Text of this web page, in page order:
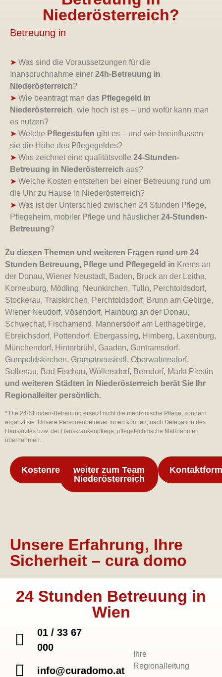
Niederösterreich?
Betreuung in
➤ Was sind die Voraussetzungen für die
Inanspruchnahme einer 24h-Betreuung in
Niederösterreich?
➤ Wie beantragt man das Pflegegeld in
Niederösterreich, wie hoch ist es – und wofür kann man
es nutzen?
➤ Welche Pflegestufen gibt es – und wie beeinflussen
sie die Höhe des Pflegegeldes?
➤ Was zeichnet eine qualitätsvolle 24-Stunden-
Betreuung in Niederösterreich aus?
➤ Welche Kosten entstehen bei einer Betreuung rund um
die Uhr zu Hause in Niederösterreich?
➤ Was ist der Unterschied zwischen 24 Stunden Pflege,
Pflegeheim, mobiler Pflege und häuslicher 24-Stunden-
Betreuung?
Zu diesen Themen und weiteren Fragen rund um 24
Stunden Betreuung, Pflege und Pflegegeld in Krems an
der Donau, Wiener Neustadt, Baden, Bruck an der Leitha,
Korneuburg, Mödling, Neunkirchen, Tulln, Perchtoldsdorf,
Stockerau, Traiskirchen, Perchtoldsdorf, Brunn am Gebirge,
Wiener Neudorf, Vösendorf, Hainburg an der Donau,
Schwechat, Fischamend, Mannersdorf am Leithagebirge,
Ebreichsdorf, Pottendorf, Ebergassing, Himberg, Laxenburg,
Münchendorf, Hinterbrühl, Gaaden, Guntramsdorf,
Gumpoldskirchen, Gramatneusiedl, Oberwaltersdorf,
Sollenau, Bad Fischau, Wöllersdorf, Berndorf, Markt Piestin
und weiteren Städten in Niederösterreich berät Sie Ihr
Regionalleiter persönlich.
* Die 24-Stunden-Betreuung ersetzt nicht die medizinische Pflege, sondern
ergänzt sie. Unsere Personenbetreuer:innen können, nach Delegation des
Hausarztes bzw. der Hauskrankenpflege, pflegetechnische Maßnahmen
übernehmen.
Kostenrechnerweiter zum Team
Niederösterreich
Unsere Erfahrung, Ihre
Sicherheit – cura domo
24 Stunden Betreuung in
Wien
01 / 33 67
000
info@curadomo.at
Ihre
Regionalleitung